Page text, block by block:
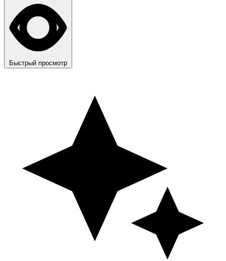
Быстрый просмотр